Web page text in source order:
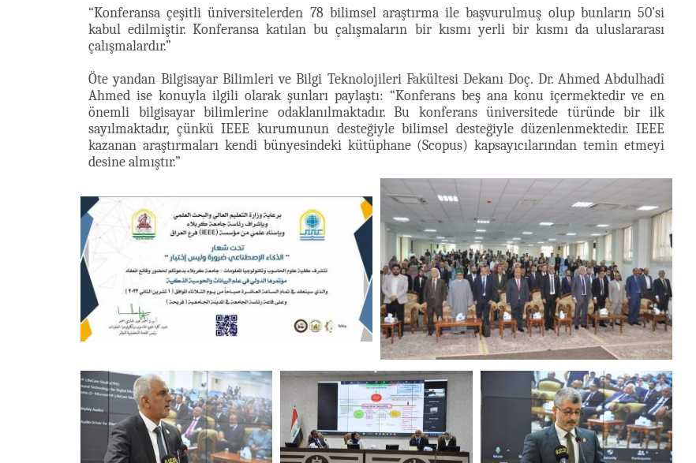
“Konferansa çeşitli üniversitelerden 78 bilimsel araştırma ile başvurulmuş olup bunların 50’si
kabul edilmiştir. Konferansa katılan bu çalışmaların bir kısmı yerli bir kısmı da uluslararası
çalışmalardır.”
Öte yandan Bilgisayar Bilimleri ve Bilgi Teknolojileri Fakültesi Dekanı Doç. Dr. Ahmed Abdulhadî
Ahmed ise konuyla ilgili olarak şunları paylaştı: “Konferans beş ana konu içermektedir ve en
önemli bilgisayar bilimlerine odaklanılmaktadır. Bu konferans üniversitede türünde bir ilk
sayılmaktadır, çünkü IEEE kurumunun desteğiyle bilimsel desteğiyle düzenlenmektedir. IEEE
kazanan araştırmaları kendi bünyesindeki kütüphane (Scopus) kapsayıcılarından temin etmeyi
desine almıştır.”